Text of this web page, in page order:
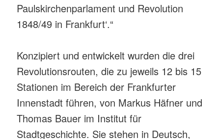
Paulskirchenparlament und Revolution
1848/49 in Frankfurt‘.“
Konzipiert und entwickelt wurden die drei
Revolutionsrouten, die zu jeweils 12 bis 15
Stationen im Bereich der Frankfurter
Innenstadt führen, von Markus Häfner und
Thomas Bauer im Institut für
Stadtgeschichte. Sie stehen in Deutsch,